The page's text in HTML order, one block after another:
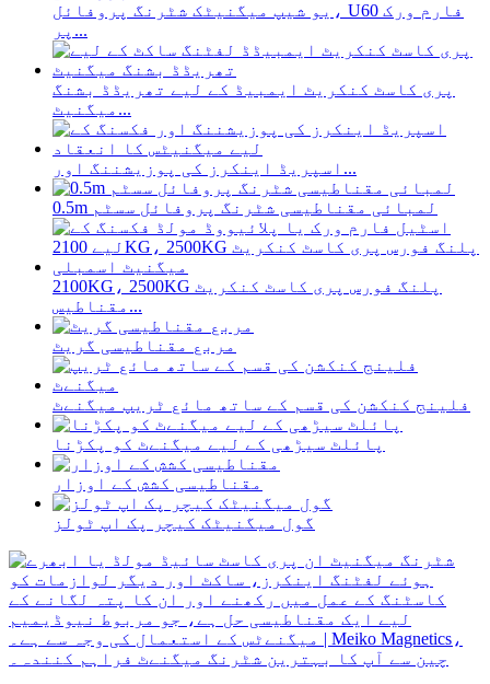
یو شیپ میگنیٹک شٹرنگ پروفائل، U60 فارم ورک
پر...
پری کاسٹ کنکریٹ ایمبیڈ کے لیے تھریڈڈ بشنگ
میگنیٹ...
اسپریڈ اینکرز کی پوزیشننگ اور...
0.5m لمبائی مقناطیسی شٹرنگ پروفائل سسٹم
2100KG، 2500KG پلنگ فورس پری کاسٹ کنکریٹ
مقناطیس...
مربع مقناطیسی گریٹ
فلینج کنکشن کی قسم کے ساتھ مائع ٹریپ میگنےٹ
پائلٹ سیڑھی کے لیے میگنےٹ کو پکڑنا
مقناطیسی کشش کے اوزار
گول میگنیٹک کیچر پک اپ ٹولز